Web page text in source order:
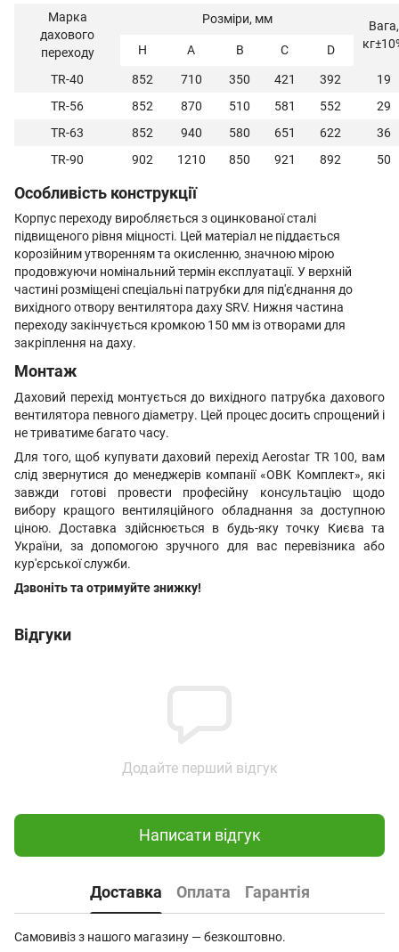
Марка
дахового
переходу
Розміри, мм
Вага,
Н А В С D
TR-40 852 710 350 421 392
19
TR-56
852 870 510 581 552
29
TR-63
852 940 580 651 622
36
TR-90
902 1210 850 921 892 50
Особливість конструкції
Корпус переходу виробляється з оцинкованої сталі
підвищеного рівня міцності. Цей матеріал не піддається
корозійним утворенням та окисленню, значною мірою
продовжуючи номінальний термін експлуатації. У верхній
частині розміщені спеціальні патрубки для під'єднання до
вихідного отвору вентилятора даху SRV. Нижня частина
переходу закінчується кромкою 150 мм із отворами для
закріплення на даху.
Монтаж
Даховий перехід монтується до вихідного патрубка дахового
вентилятора певного діаметру. Цей процес досить спрощений і
не триватиме багато часу.
Для того, щоб купувати даховий перехід Aerostar TR 100, вам
слід звернутися до менеджерів компанії «ОВК Комплект», які
завжди готові провести професійну консультацію щодо
вибору кращого вентиляційного обладнання за доступною
ціною. Доставка здійснюється в будь-яку точку Києва та
України, за допомогою зручного для вас перевізника або
кур'єрської служби.
Дзвоніть та отримуйте знижку!
Відгуки
Додайте перший відгук
Написати відгук
Доставка Оплата Гарантія
Самовивіз з нашого магазину — безкоштовно.